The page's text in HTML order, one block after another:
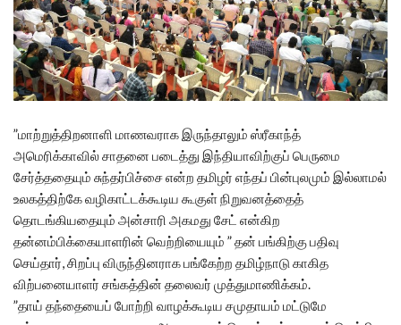
”மாற்றுத்திறனாளி மாணவராக இருந்தாலும் ஸ்ரீகாந்த்
அமெரிக்காவில் சாதனை படைத்து இந்தியாவிற்குப் பெருமை
சேர்த்ததையும் சுந்தர்பிச்சை என்ற தமிழர் எந்தப் பின்புலமும் இல்லாமல்
உலகத்திற்கே வழிகாட்டக்கூடிய கூகுள் நிறுவனத்தைத்
தொடங்கியதையும் அன்சாரி அகமது சேட் என்கிற
தன்னம்பிக்கையாளரின் வெற்றியையும் ” தன் பங்கிற்கு பதிவு
செய்தார், சிறப்பு விருந்தினராக பங்கேற்ற தமிழ்நாடு காகித
விற்பனையாளர் சங்கத்தின் தலைவர் முத்துமாணிக்கம்.
”தாய் தந்தையைப் போற்றி வாழக்கூடிய சமுதாயம் மட்டுமே